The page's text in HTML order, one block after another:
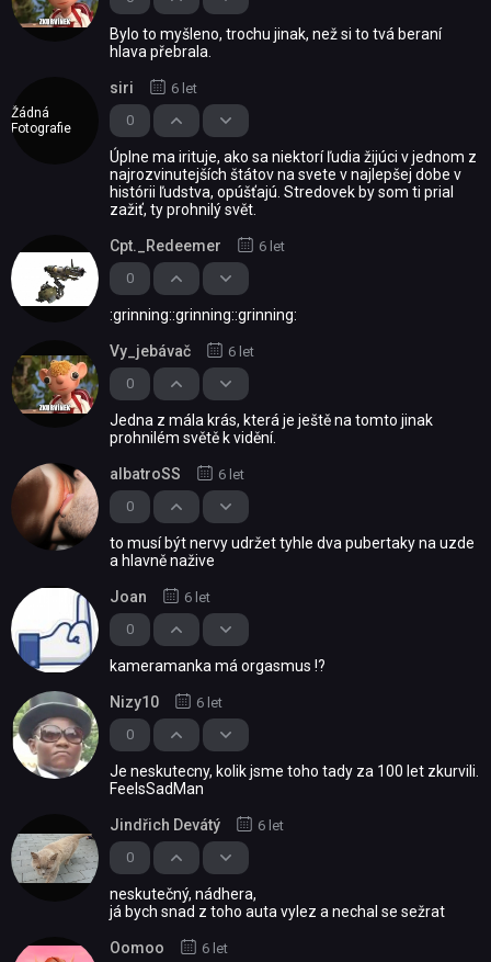
Bylo to myšleno, trochu jinak, než si to tvá beraní
hlava přebrala.
Žádná
Fotografie
0
siri 6 let
Úplne ma irituje, ako sa niektorí ľudia žijúci v jednom z
najrozvinutejších štátov na svete v najlepšej dobe v
histórii ľudstva, opúšťajú. Stredovek by som ti prial
zažiť, ty prohnilý svět.
0
Cpt._Redeemer 6 let
:grinning::grinning::grinning:
0
Vy_jebávač 6 let
Jedna z mála krás, která je ještě na tomto jinak
prohnilém světě k vidění.
0
albatroSS 6 let
to musí být nervy udržet tyhle dva pubertaky na uzde
a hlavně nažive
0
Joan 6 let
kameramanka má orgasmus !?
0
Nizy10 6 let
Je neskutecny, kolik jsme toho tady za 100 let zkurvili.
FeelsSadMan
0
Jindřich Devátý 6 let
neskutečný, nádhera,
já bych snad z toho auta vylez a nechal se sežrat
Oomoo 6 let